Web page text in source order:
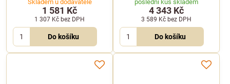
Skladem u dodavatele
1 581 Kč
1 307 Kč bez DPH
Do košíku
poslední kus skladem
4 343 Kč
3 589 Kč bez DPH
Do košíku